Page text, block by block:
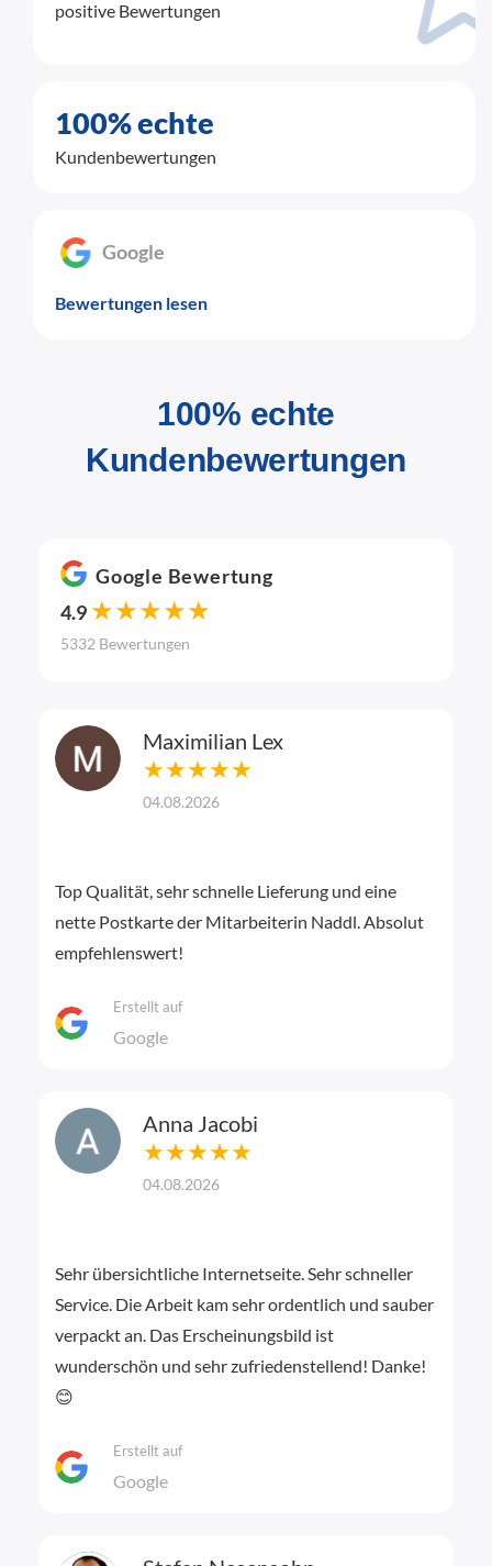
positive Bewertungen
100% echte
Kundenbewertungen
Google
Bewertungen lesen
100% echte
Kundenbewertungen
Google Bewertung
4.9 ★★★★★
5332 Bewertungen
Maximilian Lex
★★★★★
04.08.2026
Top Qualität, sehr schnelle Lieferung und eine
nette Postkarte der Mitarbeiterin Naddl. Absolut
empfehlenswert!
Erstellt auf
Google
Anna Jacobi
★★★★★
04.08.2026
Sehr übersichtliche Internetseite. Sehr schneller
Service. Die Arbeit kam sehr ordentlich und sauber
verpackt an. Das Erscheinungsbild ist
wunderschön und sehr zufriedenstellend! Danke!
😊
Erstellt auf
Google